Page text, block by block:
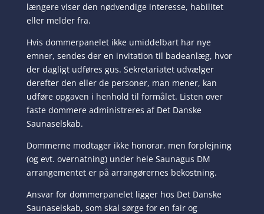
længere viser den nødvendige interesse, habilitet
eller melder fra.
Hvis dommerpanelet ikke umiddelbart har nye
emner, sendes der en invitation til badeanlæg, hvor
der dagligt udføres gus. Sekretariatet udvælger
derefter den eller de personer, man mener, kan
udføre opgaven i henhold til formålet. Listen over
faste dommere administreres af Det Danske
Saunaselskab.
Dommerne modtager ikke honorar, men forplejning
(og evt. overnatning) under hele Saunagus DM
arrangementet er på arrangørernes bekostning.
Ansvar for dommerpanelet ligger hos Det Danske
Saunaselskab, som skal sørge for en fair og